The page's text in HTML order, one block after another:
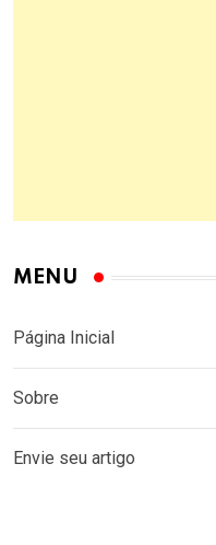
MENU
Página Inicial
Sobre
Envie seu artigo